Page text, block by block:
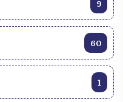
9
60
1